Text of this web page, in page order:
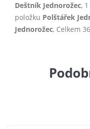
Deštník Jednorožec,
položku Polštářek
Jednorožec, Celkem